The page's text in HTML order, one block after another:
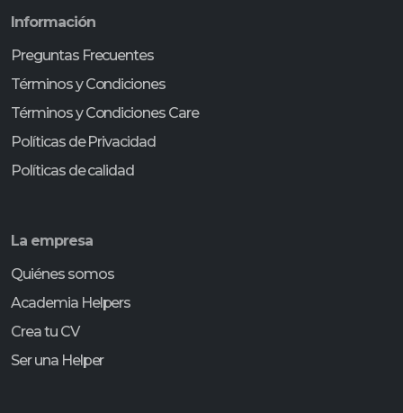
Información
Preguntas Frecuentes
Términos y Condiciones
Términos y Condiciones Care
Políticas de Privacidad
Políticas de calidad
La empresa
Quiénes somos
Academia Helpers
Crea tu CV
Ser una Helper